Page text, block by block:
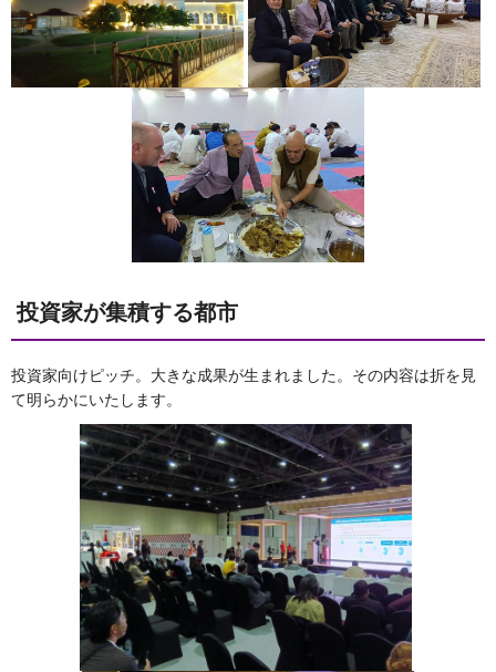
投資家が集積する都市
投資家向けピッチ。大きな成果が生まれました。その内容は折を見
て明らかにいたします。